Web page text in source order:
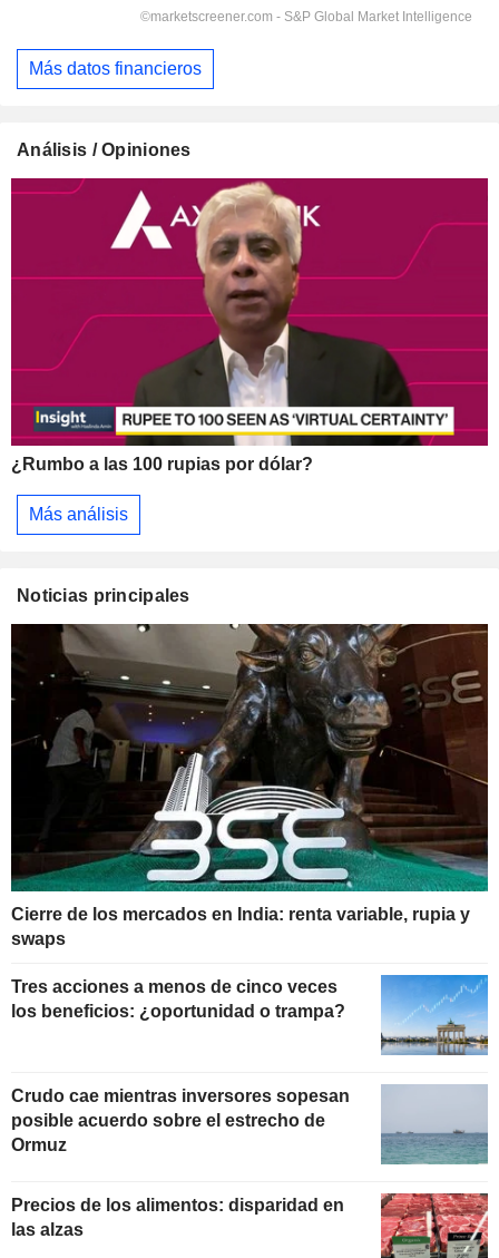
Más datos financieros
Análisis / Opiniones
¿Rumbo a las 100 rupias por dólar?
Más análisis
Noticias principales
Cierre de los mercados en India: renta variable, rupia y
swaps
Tres acciones a menos de cinco veces
los beneficios: ¿oportunidad o trampa?
Crudo cae mientras inversores sopesan
posible acuerdo sobre el estrecho de
Ormuz
Precios de los alimentos: disparidad en
las alzas